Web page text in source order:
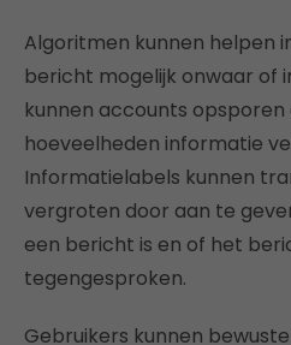
Algoritmen kunnen helpen
bericht mogelijk onwaar of
kunnen accounts
hoeveelheden informatie
Informatielabels kunnen
vergroten door aan te
een bericht is en of het
tegengesproken.
Gebruikers kunnen